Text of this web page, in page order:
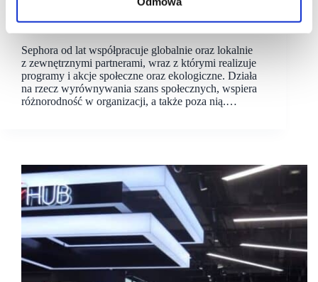
przedstawicieli fundacji – partnerów Sephora
Sephora od lat współpracuje globalnie oraz lokalnie
z zewnętrznymi partnerami, wraz z którymi realizuje
programy i akcje społeczne oraz ekologiczne. Działa
na rzecz wyrównywania szans społecznych, wspiera
różnorodność w organizacji, a także poza nią.…